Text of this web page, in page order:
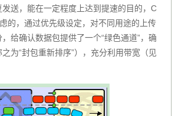
送，能在一定程度上达到提速的目的，C
的，通过优先级设定，对不同用途的上传
给确认数据包提供了一个“绿色通道”，确
为“封包重新排序”），充分利用带宽（见